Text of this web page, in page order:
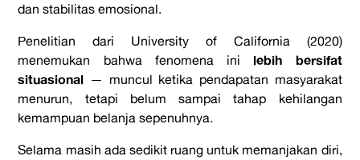
dan stabilitas emosional.
Penelitian dari University of California (2020)
menemukan bahwa fenomena ini lebih bersifat
situasional — muncul ketika pendapatan masyarakat
menurun, tetapi belum sampai tahap kehilangan
kemampuan belanja sepenuhnya.
Selama masih ada sedikit ruang untuk memanjakan diri,